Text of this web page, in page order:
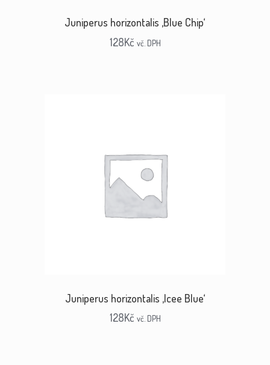
Juniperus horizontalis ‚Blue Chip‘
128Kč vč. DPH
Juniperus horizontalis ‚Icee Blue‘
128Kč vč. DPH